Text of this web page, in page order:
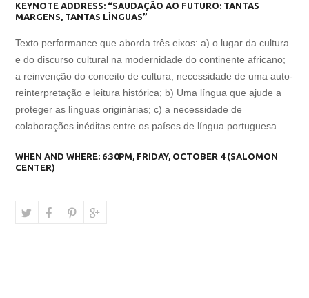
KEYNOTE ADDRESS: “SAUDAÇÃO AO FUTURO: TANTAS
MARGENS, TANTAS LÍNGUAS”
Texto performance que aborda três eixos: a) o lugar da cultura
e do discurso cultural na modernidade do continente africano;
a reinvenção do conceito de cultura; necessidade de uma auto-
reinterpretação e leitura histórica; b) Uma língua que ajude a
proteger as línguas originárias; c) a necessidade de
colaborações inéditas entre os países de língua portuguesa.
WHEN AND WHERE: 6:30PM, FRIDAY, OCTOBER 4 (SALOMON
CENTER)